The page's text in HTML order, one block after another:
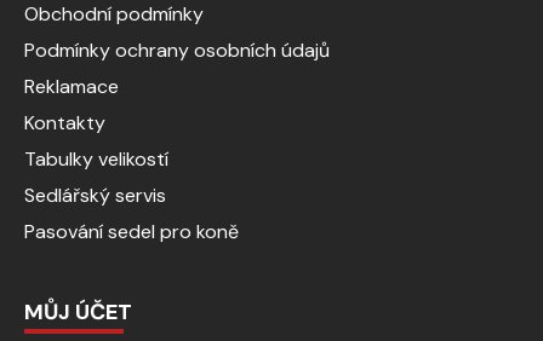
Obchodní podmínky
Podmínky ochrany osobních údajů
Reklamace
Kontakty
Tabulky velikostí
Sedlářský servis
Pasování sedel pro koně
MŮJ ÚČET